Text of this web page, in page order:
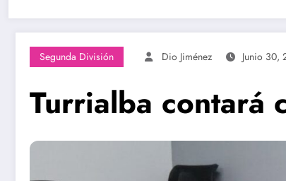
Segunda División Dio Jiménez Junio 30,
Turrialba contará